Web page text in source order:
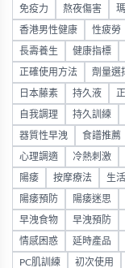
免疫力 熬夜傷害
香港男性健康 性疲勞
長壽養生 健康指標
正確使用方法 劑量選
日本藤素 持久液
自我調理 持久訓練
器質性早洩 食譜推薦
心理調適 冷熱刺激
陽痿 按摩療法 生
陽痿預防 陽痿迷思
早洩食物 早洩預防
情感困惑 延時產品
PC肌訓練 初次使用